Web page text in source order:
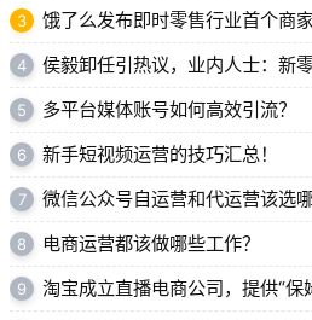
3 饿了么发布即时零售行业首个商
4 侯毅卸任引热议，业内人士：新
5 多平台媒体账号如何高效引流？
6 新手短视频运营的技巧汇总！
7 微信公众号自运营和代运营该选哪
8 电商运营都该做哪些工作？
9 淘宝成立直播电商公司，提供“保